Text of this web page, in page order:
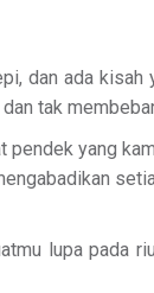
dan ada
tak
pendek yang
lupa pada